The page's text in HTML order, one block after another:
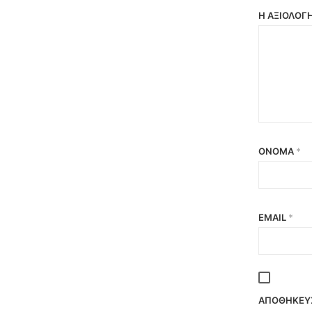
Η
ΌΝΟΜΑ *
EMAIL *